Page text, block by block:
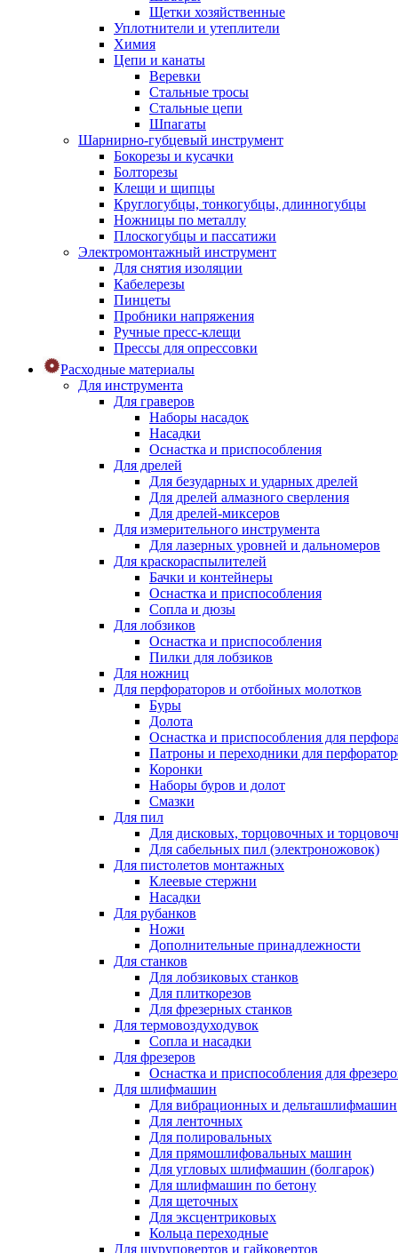
Щетки хозяйственные
Уплотнители и утеплители
Химия
Цепи и канаты
Веревки
Стальные тросы
Стальные цепи
Шпагаты
Шарнирно-губцевый инструмент
Бокорезы и кусачки
Болторезы
Клещи и щипцы
Круглогубцы, тонкогубцы, длинногубцы
Ножницы по металлу
Плоскогубцы и пассатижи
Электромонтажный инструмент
Для снятия изоляции
Кабелерезы
Пинцеты
Пробники напряжения
Ручные пресс-клещи
Прессы для опрессовки
Расходные материалы
Для инструмента
Для граверов
Наборы насадок
Насадки
Оснастка и приспособления
Для дрелей
Для безударных и ударных дрелей
Для дрелей алмазного сверления
Для дрелей-миксеров
Для измерительного инструмента
Для лазерных уровней и дальномеров
Для краскораспылителей
Бачки и контейнеры
Оснастка и приспособления
Сопла и дюзы
Для лобзиков
Оснастка и приспособления
Пилки для лобзиков
Для ножниц
Для перфораторов и отбойных молотков
Буры
Долота
Оснастка и приспособления для
Патроны и переходники для
Коронки
Наборы буров и долот
Смазки
Для пил
Для дисковых, торцовочных и
Для сабельных пил (электроножовок)
Для пистолетов монтажных
Клеевые стержни
Насадки
Для рубанков
Ножи
Дополнительные принадлежности
Для станков
Для лобзиковых станков
Для плиткорезов
Для фрезерных станков
Для термовоздуходувок
Сопла и насадки
Для фрезеров
Оснастка и приспособления для
Для шлифмашин
Для вибрационных и дельташлифмашин
Для ленточных
Для полировальных
Для прямошлифовальных машин
Для угловых шлифмашин (болгарок)
Для шлифмашин по бетону
Для щеточных
Для эксцентриковых
Кольца переходные
Для шуруповертов и гайковертов